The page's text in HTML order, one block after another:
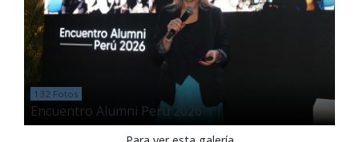
132 Fotos
Encuentro Alumni Perú 2026